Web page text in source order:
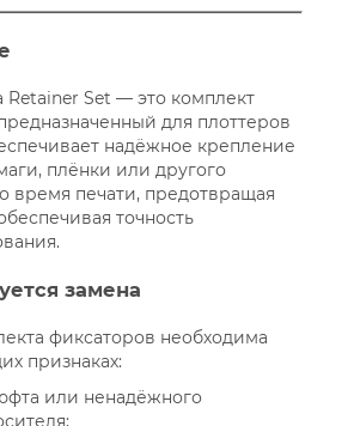
Retainer Set — это комплект
для плоттеров
надёжное крепление
плёнки или другого
время печати, предотвращая
точность
замена
фиксаторов необходима
признаках:
или ненадёжного